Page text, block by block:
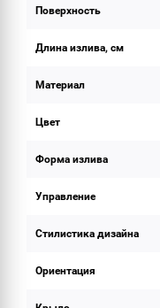
Поверхность
Длина излива, см
Материал
Цвет
Форма излива
Управление
Стилистика дизайна
Ориентация